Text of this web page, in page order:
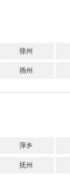
徐州
扬州
萍乡
抚州